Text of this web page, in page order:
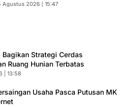
Agustus 2026 | 15:47
Bagikan Strategi Cerdas
Ruang Hunian Terbatas
| 13:58
Usaha Pasca Putusan MK